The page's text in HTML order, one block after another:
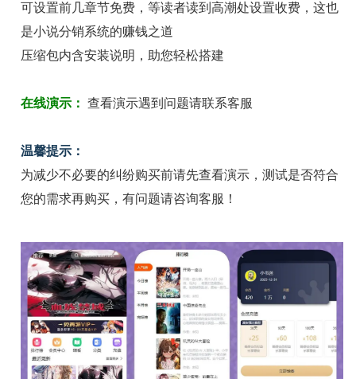
可设置前几章节免费，等读者读到高潮处设置收费，这也
是小说分销系统的赚钱之道
压缩包内含安装说明，助您轻松搭建
在线演示： 查看演示遇到问题请联系客服
温馨提示：
为减少不必要的纠纷购买前请先查看演示，测试是否符合
您的需求再购买，有问题请咨询客服！